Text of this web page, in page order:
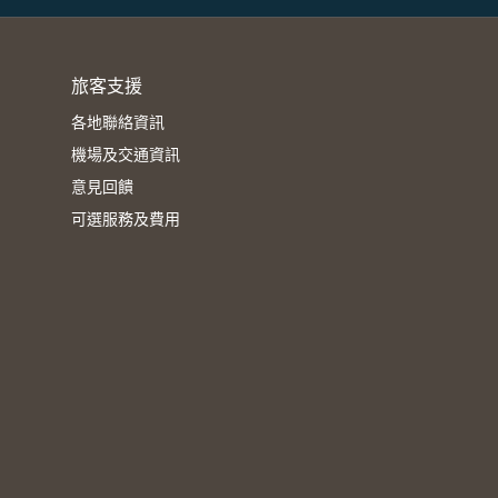
旅客支援
各地聯絡資訊
機場及交通資訊
意見回饋
可選服務及費用